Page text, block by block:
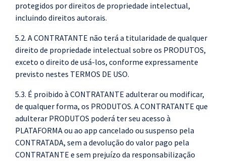
protegidos por direitos de propriedade intelectual,
incluindo direitos autorais.
5.2. A CONTRATANTE não terá a titularidade de qualquer
direito de propriedade intelectual sobre os PRODUTOS,
exceto o direito de usá-los, conforme expressamente
previsto nestes TERMOS DE USO.
5.3. É proibido à CONTRATANTE adulterar ou modificar,
de qualquer forma, os PRODUTOS. A CONTRATANTE que
adulterar PRODUTOS poderá ter seu acesso à
PLATAFORMA ou ao app cancelado ou suspenso pela
CONTRATADA, sem a devolução do valor pago pela
CONTRATANTE e sem prejuízo da responsabilização